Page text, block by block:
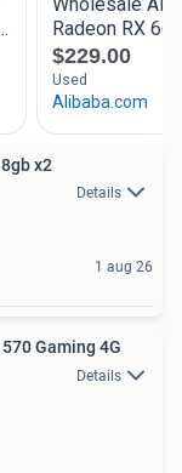
8gb x2
Details
1 aug 26
Gaming 4G
Details